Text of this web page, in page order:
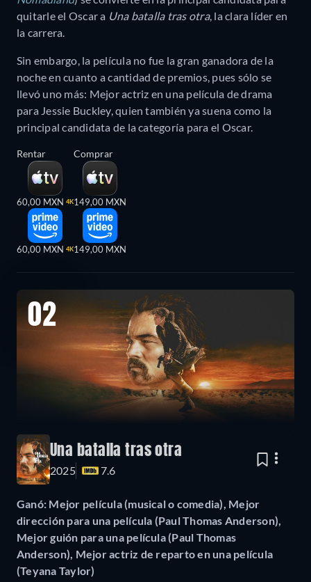
quitarle el Oscar a Una batalla tras otra, la clara líder en
la carrera.
Sin embargo, la película no fue la gran ganadora de la
noche en cuanto a cantidad de premios, pues sólo se
llevó uno más: Mejor actriz en una película de drama
para Jessie Buckley, quien también ya suena como la
principal candidata de la categoría para el Oscar.
Rentar
60,00 MXN 4K
60,00 MXN 4K
Comprar
149,00 MXN
149,00 MXN
02
Una batalla tras otra
2025 7.6
Ganó: Mejor película (musical o comedia), Mejor
dirección para una película (Paul Thomas Anderson),
Mejor guión para una película (Paul Thomas
Anderson), Mejor actriz de reparto en una película
(Teyana Taylor)